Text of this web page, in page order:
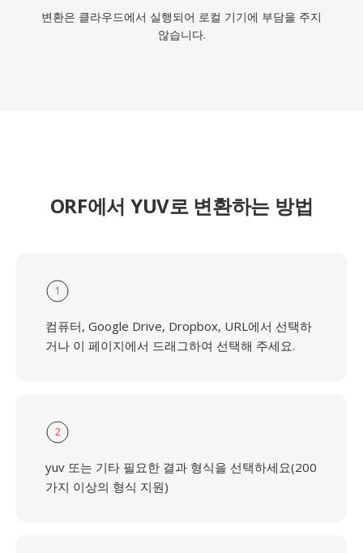
변환은 클라우드에서 실행되어 로컬 기기에 부담을 주지
않습니다.
ORF에서 YUV로 변환하는 방법
1
컴퓨터, Google Drive, Dropbox, URL에서 선택하
거나 이 페이지에서 드래그하여 선택해 주세요.
2
yuv 또는 기타 필요한 결과 형식을 선택하세요(200
가지 이상의 형식 지원)